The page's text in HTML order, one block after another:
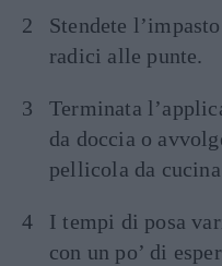
Stendete
radici alle punte.
Terminata
da doccia o
pellicola da
I tempi di posa
con un po’ di